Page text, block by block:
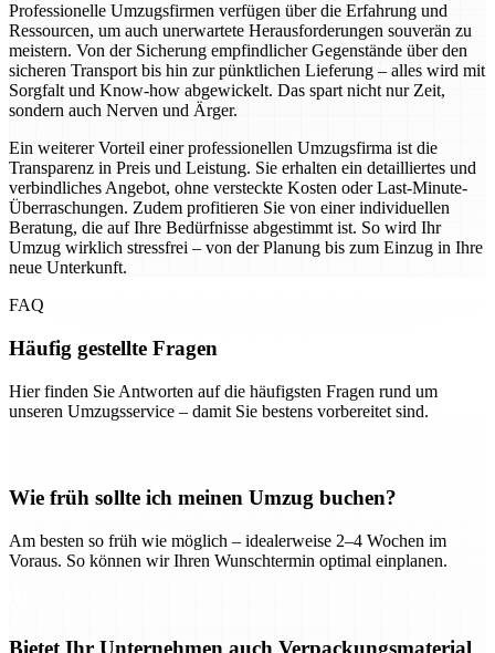
Professionelle Umzugsfirmen verfügen über die Erfahrung und
Ressourcen, um auch unerwartete Herausforderungen souverän zu
meistern. Von der Sicherung empfindlicher Gegenstände über den
sicheren Transport bis hin zur pünktlichen Lieferung – alles wird mit
Sorgfalt und Know-how abgewickelt. Das spart nicht nur Zeit,
sondern auch Nerven und Ärger.
Ein weiterer Vorteil einer professionellen Umzugsfirma ist die
Transparenz in Preis und Leistung. Sie erhalten ein detailliertes und
verbindliches Angebot, ohne versteckte Kosten oder Last-Minute-
Überraschungen. Zudem profitieren Sie von einer individuellen
Beratung, die auf Ihre Bedürfnisse abgestimmt ist. So wird Ihr
Umzug wirklich stressfrei – von der Planung bis zum Einzug in Ihre
neue Unterkunft.
FAQ
Häufig gestellte Fragen
Hier finden Sie Antworten auf die häufigsten Fragen rund um
unseren Umzugsservice – damit Sie bestens vorbereitet sind.
Wie früh sollte ich meinen Umzug buchen?
Am besten so früh wie möglich – idealerweise 2–4 Wochen im
Voraus. So können wir Ihren Wunschtermin optimal einplanen.
Bietet Ihr Unternehmen auch Verpackungsmaterial